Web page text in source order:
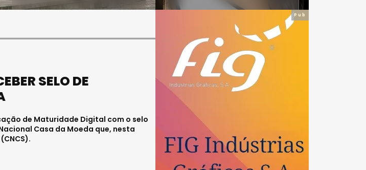
SELO DE
de Maturidade Digital com o selo
Casa da Moeda que, nesta
Pub